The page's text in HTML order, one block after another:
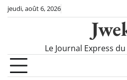
Skipjeudi, août 6, 2026
Le Journal Express